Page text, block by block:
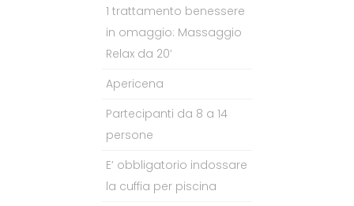
1 trattamento benessere
in omaggio: Massaggio
Relax da 20’
Apericena
Partecipanti da 8 a 14
persone
E’ obbligatorio indossare
la cuffia per piscina